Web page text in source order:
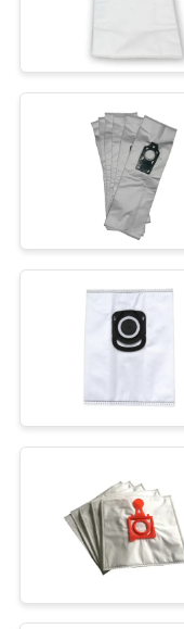
De
de
De